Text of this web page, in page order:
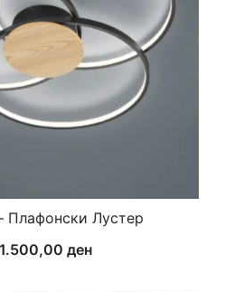
Плафонски Лустер
ден